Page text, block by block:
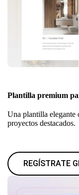
Plantilla premium
Una plantilla elegante
proyectos destacados.
REGÍSTRATE